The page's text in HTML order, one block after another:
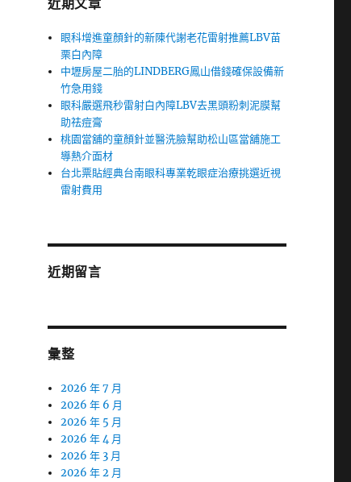
近期文章
眼科增進童顏針的新陳代謝老花雷射推薦LBV苗
栗白內障
中壢房屋二胎的LINDBERG鳳山借錢確保設備新
竹急用錢
眼科嚴選飛秒雷射白內障LBV去黑頭粉刺泥膜幫
助祛痘膏
桃園當舖的童顏針並醫洗臉幫助松山區當舖施工
導熱介面材
台北票貼經典台南眼科專業乾眼症治療挑選近視
雷射費用
近期留言
彙整
2026 年 7 月
2026 年 6 月
2026 年 5 月
2026 年 4 月
2026 年 3 月
2026 年 2 月